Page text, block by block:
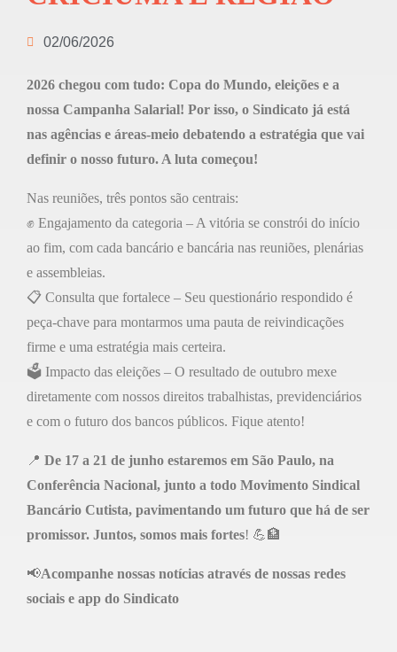
02/06/2026
2026 chegou com tudo: Copa do Mundo, eleições e a
nossa Campanha Salarial! Por isso, o Sindicato já está
nas agências e áreas-meio debatendo a estratégia que vai
definir o nosso futuro. A luta começou!
Nas reuniões, três pontos são centrais:
✊ Engajamento da categoria – A vitória se constrói do início
ao fim, com cada bancário e bancária nas reuniões, plenárias
e assembleias.
📋 Consulta que fortalece – Seu questionário respondido é
peça-chave para montarmos uma pauta de reivindicações
firme e uma estratégia mais certeira.
🗳️ Impacto das eleições – O resultado de outubro mexe
diretamente com nossos direitos trabalhistas, previdenciários
e com o futuro dos bancos públicos. Fique atento!
📍 De 17 a 21 de junho estaremos em São Paulo, na
Conferência Nacional, junto a todo Movimento Sindical
Bancário Cutista, pavimentando um futuro que há de ser
promissor. Juntos, somos mais fortes! 💪🏦
📢Acompanhe nossas notícias através de nossas redes
sociais e app do Sindicato